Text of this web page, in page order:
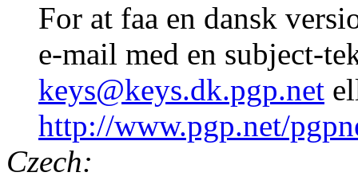
For at faa en dansk
e-mail med en subject-
keys@keys.dk.pgp.net
http://www.pgp.net/
Czech: